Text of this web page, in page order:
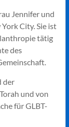
Jennifer und
City. Sie ist
tätig
des
der
und von
für GLBT-